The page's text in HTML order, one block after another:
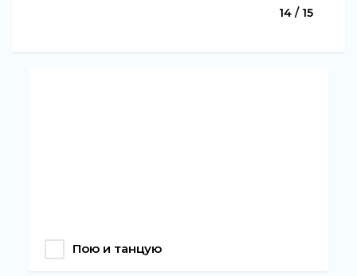
14 / 15
Пою и танцую